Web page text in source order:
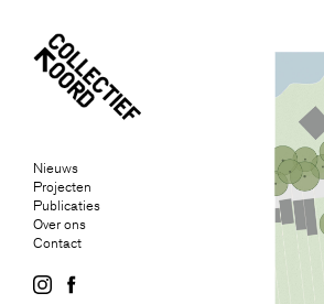
Nieuws
Projecten
Publicaties
Over ons
Contact